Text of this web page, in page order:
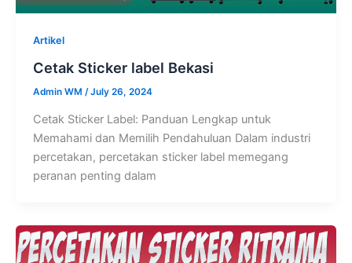
Artikel
Cetak Sticker label Bekasi
Admin WM /July 26, 2024
Cetak Sticker Label: Panduan Lengkap untuk
Memahami dan Memilih Pendahuluan Dalam industri
percetakan, percetakan sticker label memegang
peranan penting dalam